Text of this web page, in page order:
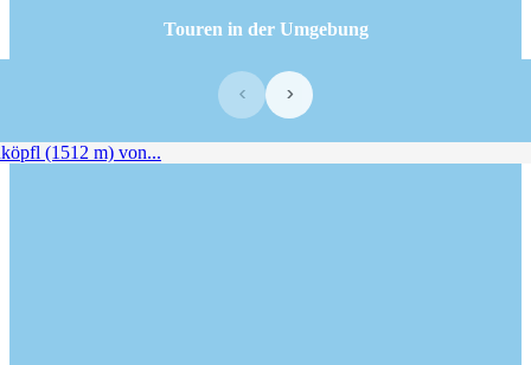
Touren in der Umgebung
‹ ›